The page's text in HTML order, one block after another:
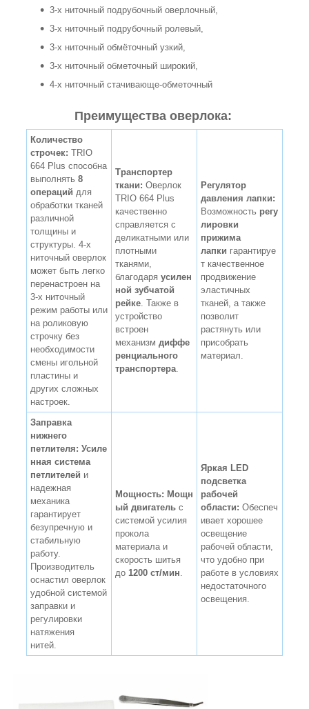
3-х ниточный подрубочный оверлочный,
3-х ниточный подрубочный ролевый,
3-х ниточный обмёточный узкий,
3-х ниточный обметочный широкий,
4-х ниточный стачивающе-обметочный
Преимущества оверлока:
Количество
строчек: TRIO
664 Plus способна
выполнять 8
операций для
обработки тканей
различной
толщины и
структуры. 4-х
ниточный оверлок
может быть легко
перенастроен на
3-х ниточный
режим работы или
на роликовую
строчку без
необходимости
смены игольной
пластины и
других сложных
настроек.
Транспортер
ткани: Оверлок
TRIO 664 Plus
качественно
справляется с
деликатными или
плотными
тканями,
благодаря усилен
ной зубчатой
рейке . Также в
устройство
встроен
механизм диффе
ренциального
транспортера
Регулятор
давления лапки:
Возможность регу
лировки
прижима
лапки гарантируе
т качественное
продвижение
эластичных
тканей, а также
позволит
растянуть или
присобрать
материал.
Заправка
нижнего
петлителя: Усиле
нная система
петлителей и
надежная
механика
гарантирует
безупречную и
стабильную
работу.
Производитель
оснастил оверлок
удобной системой
заправки и
регулировки
натяжения
нитей.
Мощность: Мощн
ый двигатель с
системой усилия
прокола
материала и
скорость шитья
до 1200 ст/мин
Яркая LED
подсветка
рабочей
области: Обеспеч
ивает хорошее
освещение
рабочей области,
что удобно при
работе в условиях
недостаточного
освещения.